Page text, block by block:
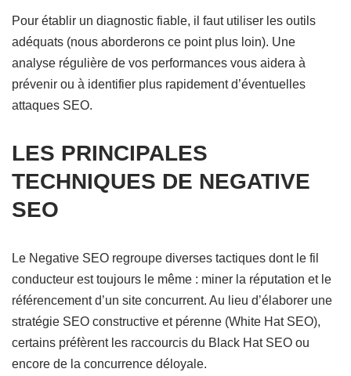
Pour établir un diagnostic fiable, il faut utiliser les outils
adéquats (nous aborderons ce point plus loin). Une
analyse régulière de vos performances vous aidera à
prévenir ou à identifier plus rapidement d’éventuelles
attaques SEO.
LES PRINCIPALES
TECHNIQUES DE NEGATIVE
SEO
Le Negative SEO regroupe diverses tactiques dont le fil
conducteur est toujours le même : miner la réputation et le
référencement d’un site concurrent. Au lieu d’élaborer une
stratégie SEO constructive et pérenne (White Hat SEO),
certains préfèrent les raccourcis du Black Hat SEO ou
encore de la concurrence déloyale.